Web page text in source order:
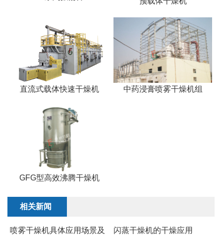
直流式载体快速干燥机 中药浸膏喷雾干燥机组
GFG型高效沸腾干燥机
相关新闻
喷雾干燥机具体应用场景及
闪蒸干燥机的干燥应用